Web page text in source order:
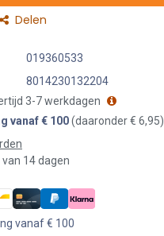
Delen
019360533
8014230132204
3-7 werkdagen
vanaf € 100(daaronder € 6,95)
14 dagen
vanaf € 100